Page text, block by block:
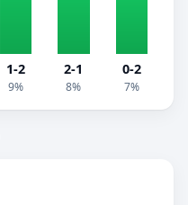
1-2
9%
2-1
8%
0-2
7%